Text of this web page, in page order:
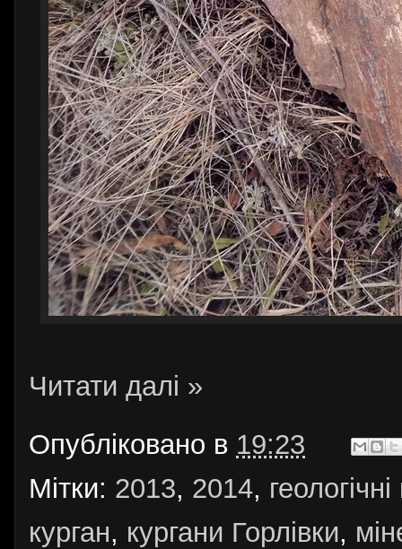
Читати далі »
Опубліковано в 19:23
Мітки: 2013, 2014,
курган, кургани Горлівки,